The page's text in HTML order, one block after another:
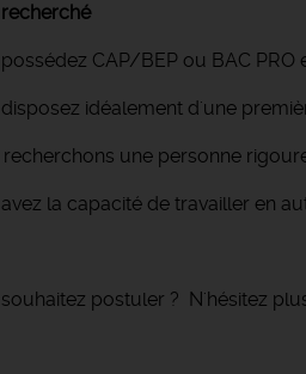
CAP/BEP ou BAC PRO
idéalement d'une
une personne
la capacité de travailler en
postuler ? N'hésitez